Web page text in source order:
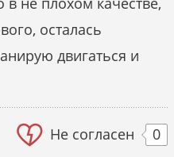
осталась
двигаться и
Не согласен 0